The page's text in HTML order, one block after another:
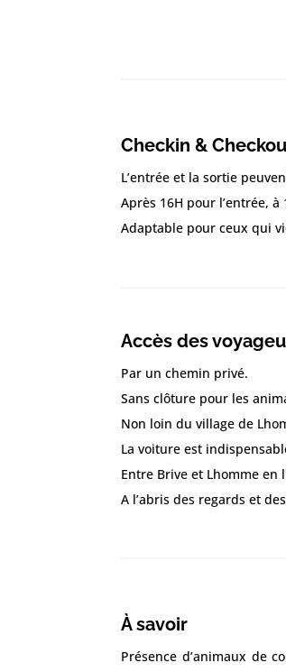
Checkin &
L’entrée et la sortie
Après 16H pour l’entrée,
Adaptable pour ceux qui
Accès des
Par un chemin privé.
Sans clôture pour les
Non loin du village de
La voiture est
Entre Brive et Lhomme
A l’abris des regards et
À savoir
Présence d’animaux de